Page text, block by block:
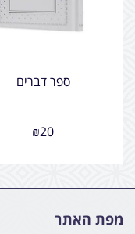
ספר דברים
₪20
מפת האתר